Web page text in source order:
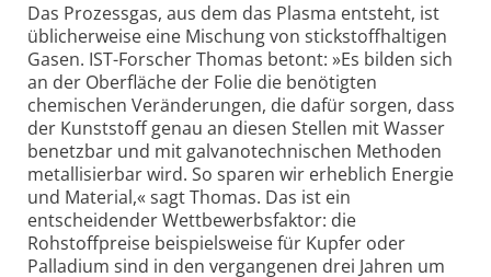
Das Prozessgas, aus dem das Plasma entsteht, ist
üblicherweise eine Mischung von stickstoffhaltigen
Gasen. IST-Forscher Thomas betont: »Es bilden sich
an der Oberfläche der Folie die benötigten
chemischen Veränderungen, die dafür sorgen, dass
der Kunststoff genau an diesen Stellen mit Wasser
benetzbar und mit galvanotechnischen Methoden
metallisierbar wird. So sparen wir erheblich Energie
und Material,« sagt Thomas. Das ist ein
entscheidender Wettbewerbsfaktor: die
Rohstoffpreise beispielsweise für Kupfer oder
Palladium sind in den vergangenen drei Jahren um